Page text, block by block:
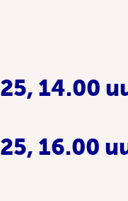
14.00
16.00